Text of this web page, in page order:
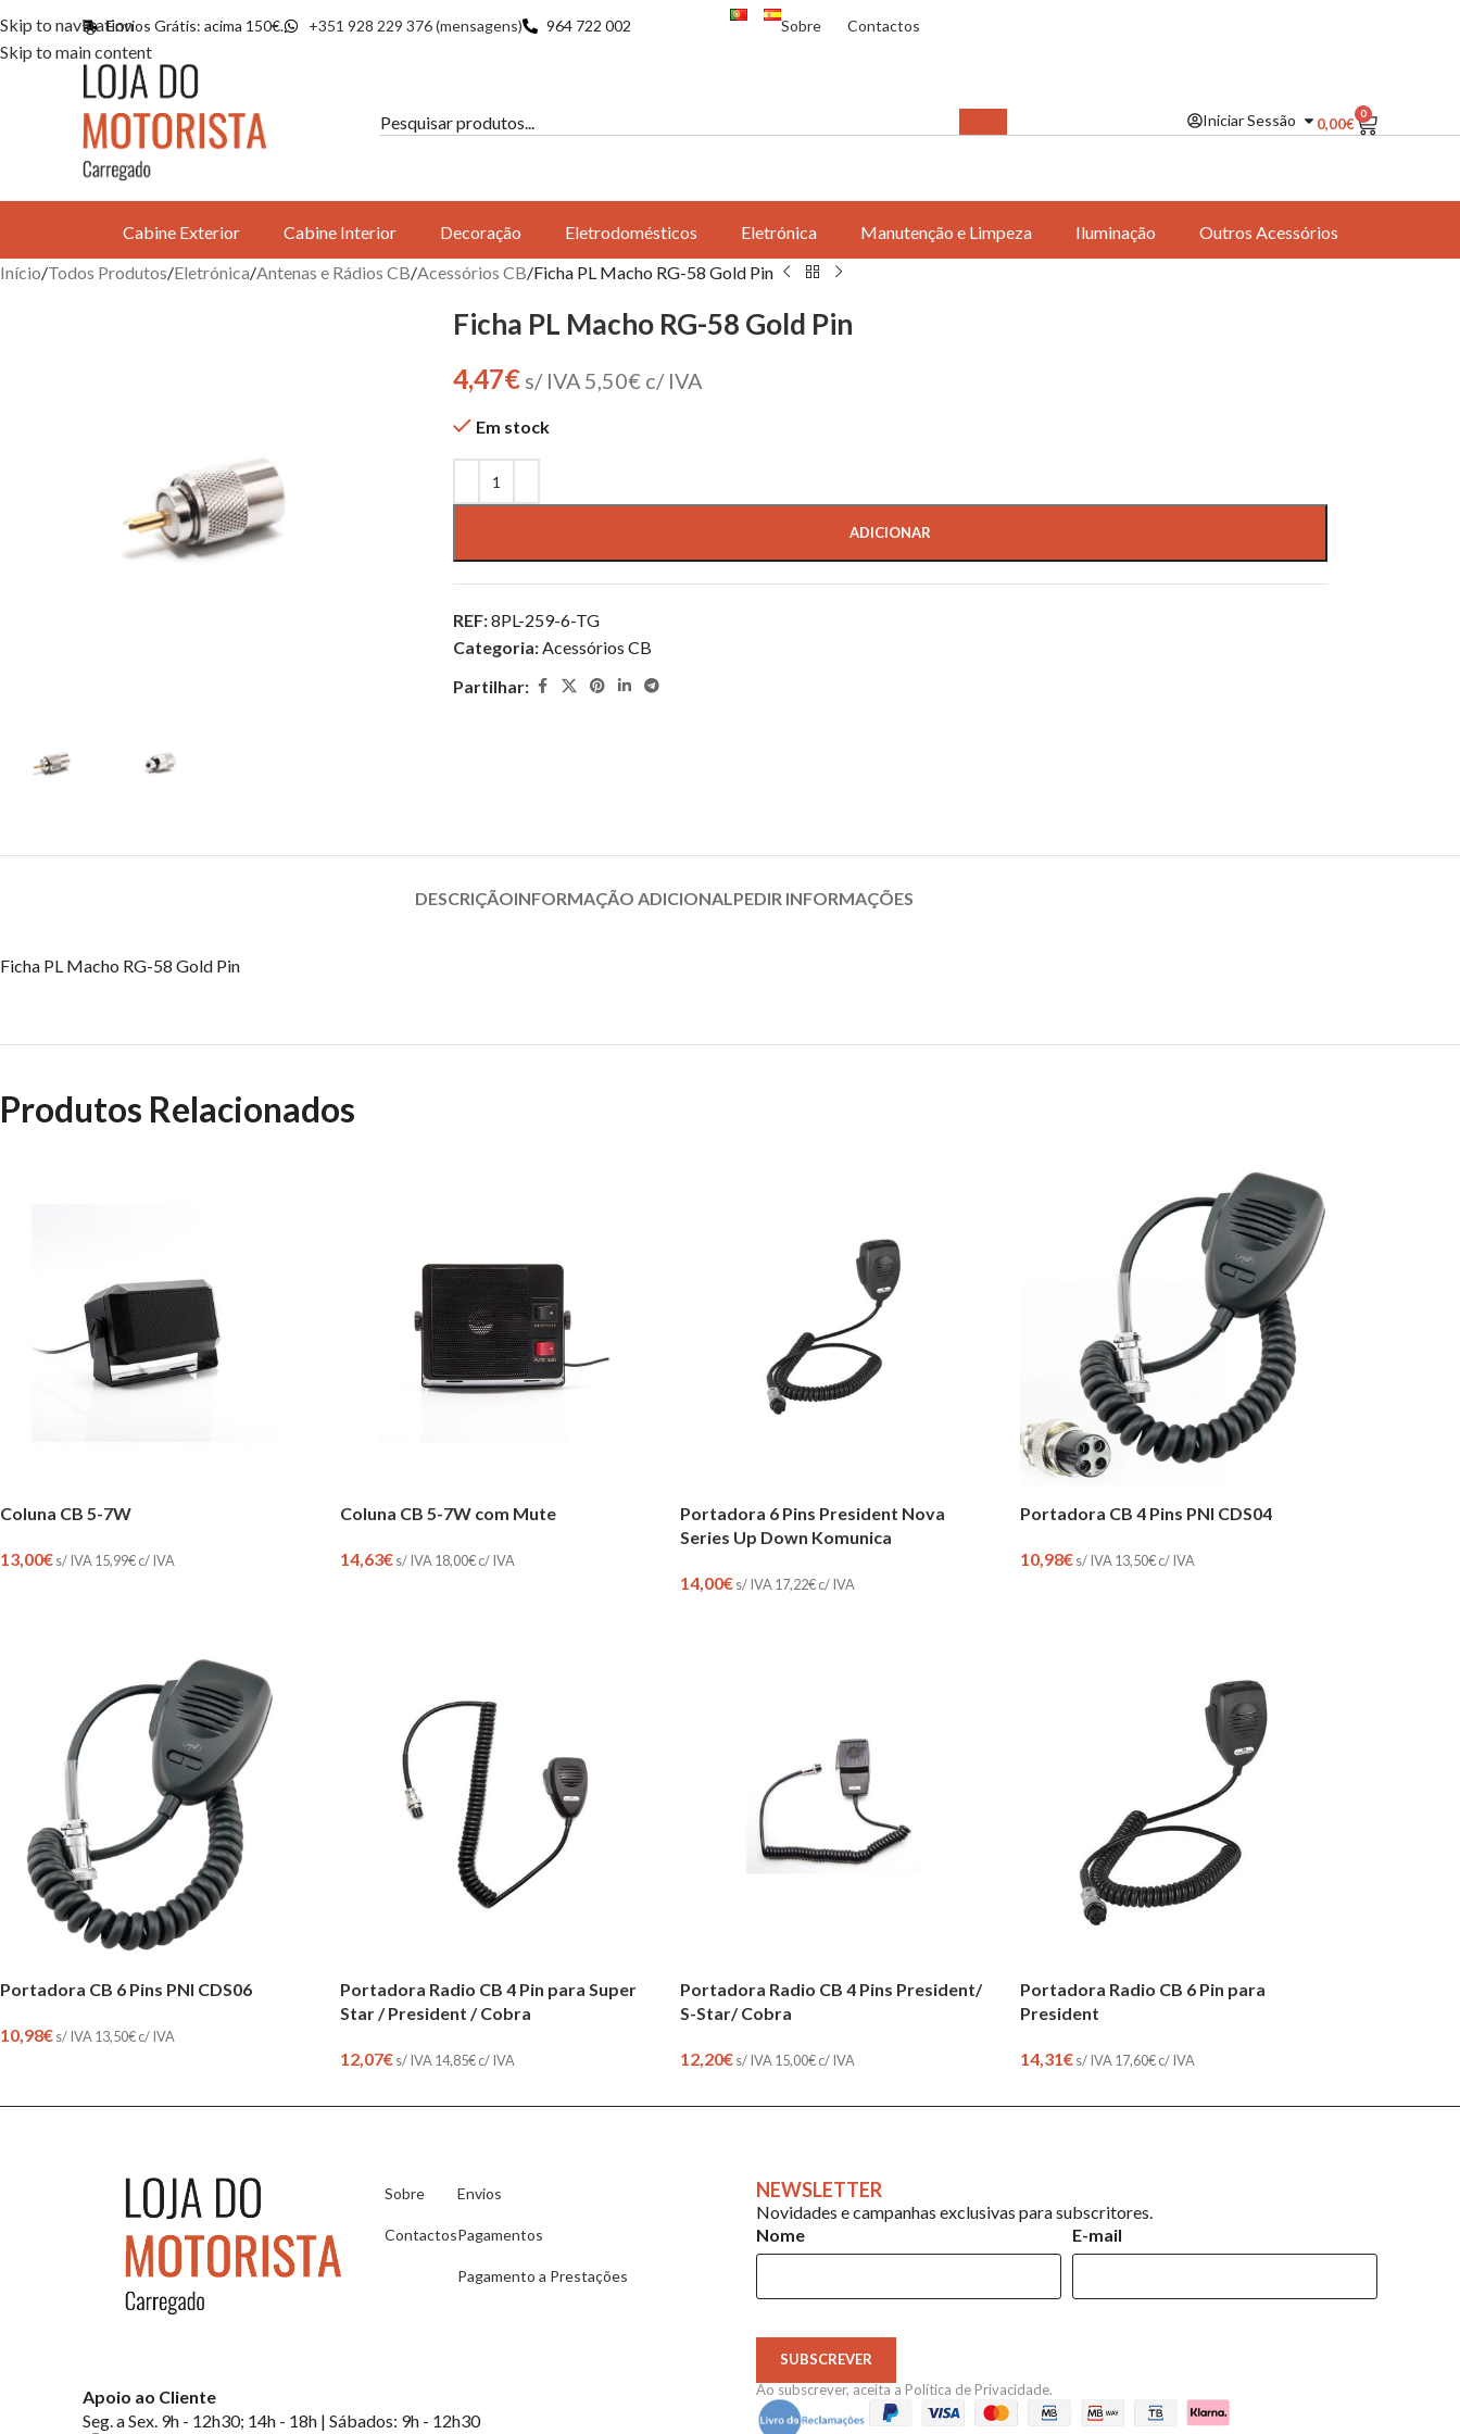
Skip to navigation
Skip to main content
Envios Grátis: acima 150€. +351 928 229 376 (mensagens) 964 722 002 Sobre Contactos
Iniciar Sessão 0,00€
0
Cabine Exterior Cabine Interior Decoração Eletrodomésticos Eletrónica Manutenção e Limpeza Iluminação
Outros Acessórios
Início Todos Produtos Eletrónica Antenas e Rádios CB Acessórios CB Ficha PL Macho RG-58 Gold Pin
Ficha PL Macho RG-58 Gold Pin
4,47€ s/ IVA 5,50€ c/ IVA
Em stock
ADICIONAR
REF:8PL-259-6-TG
Categoria:Acessórios CB
Partilhar:
DESCRIÇÃOINFORMAÇÃO ADICIONALPEDIR INFORMAÇÕES
Ficha PL Macho RG-58 Gold Pin
Produtos Relacionados
Coluna CB 5-7W
13,00€s/ IVA 15,99€c/ IVA
Coluna CB 5-7W com Mute
14,63€s/ IVA 18,00€c/ IVA
Portadora 6 Pins President Nova
Series Up Down Komunica
14,00€s/ IVA 17,22€c/ IVA
Portadora CB 4 Pins PNI CDS04
10,98€s/ IVA 13,50€c/ IVA
Portadora CB 6 Pins PNI CDS06
10,98€s/ IVA 13,50€c/ IVA
Portadora Radio CB 4 Pin para Super
Star / President / Cobra
12,07€s/ IVA 14,85€c/ IVA
Portadora Radio CB 4 Pins President/
S-Star/ Cobra
12,20€s/ IVA 15,00€c/ IVA
Portadora Radio CB 6 Pin para
President
14,31€s/ IVA 17,60€c/ IVA
Sobre
Contactos
Envios
Pagamentos
Pagamento a Prestações
Apoio ao Cliente
Seg. a Sex. 9h - 12h30; 14h - 18h | Sábados: 9h - 12h30
NEWSLETTER
Novidades e campanhas exclusivas para subscritores.
Nome
E-mail
SUBSCREVER
Ao subscrever, aceita a Política de Privacidade.